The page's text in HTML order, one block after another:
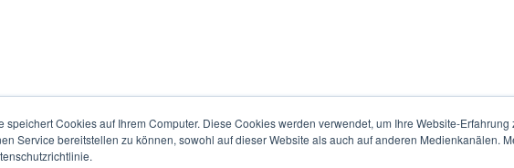
speichert Cookies auf Ihrem Computer. Diese Cookies werden verwendet, um Ihre Website-
Service bereitstellen zu können, sowohl auf dieser Website als auch auf anderen Medienkanälen.